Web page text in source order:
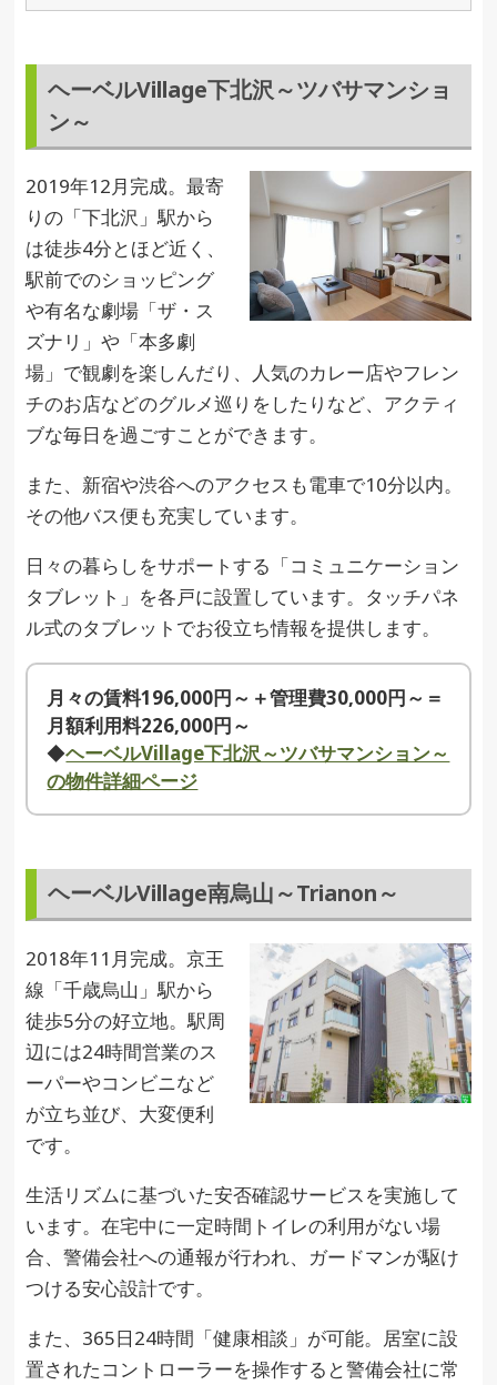
ヘーベルVillage下北沢～ツバサマンショ
ン～
2019年12月完成。最寄
りの「下北沢」駅から
は徒歩4分とほど近く、
駅前でのショッピング
や有名な劇場「ザ・ス
ズナリ」や「本多劇
場」で観劇を楽しんだり、人気のカレー店やフレン
チのお店などのグルメ巡りをしたりなど、アクティ
ブな毎日を過ごすことができます。
また、新宿や渋谷へのアクセスも電車で10分以内。
その他バス便も充実しています。
日々の暮らしをサポートする「コミュニケーション
タブレット」を各戸に設置しています。タッチパネ
ル式のタブレットでお役立ち情報を提供します。
月々の賃料196,000円～＋管理費30,000円～＝
月額利用料226,000円～
◆ヘーベルVillage下北沢～ツバサマンション～
の物件詳細ページ
ヘーベルVillage南烏山～Trianon～
2018年11月完成。京王
線「千歳烏山」駅から
徒歩5分の好立地。駅周
辺には24時間営業のス
ーパーやコンビニなど
が立ち並び、大変便利
です。
生活リズムに基づいた安否確認サービスを実施して
います。在宅中に一定時間トイレの利用がない場
合、警備会社への通報が行われ、ガードマンが駆け
つける安心設計です。
また、365日24時間「健康相談」が可能。居室に設
置されたコントローラーを操作すると警備会社に常